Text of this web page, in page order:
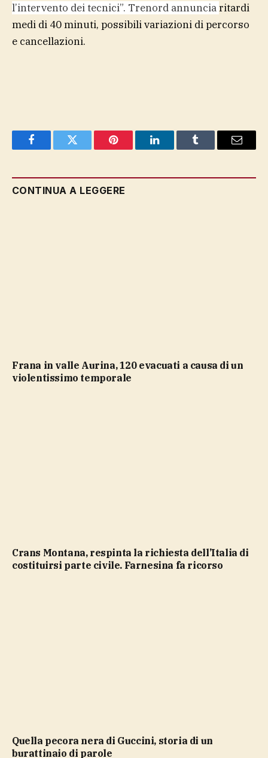
l’intervento dei tecnici”. Trenord annunciaritardi
medi di 40 minuti, possibili variazioni di percorso
e cancellazioni.
FacebookTwitter Pinterest LinkedInTumblr Email
CONTINUA A LEGGERE
Frana in valle Aurina, 120 evacuati a causa di un
violentissimo temporale
Crans Montana, respinta la richiesta dell’Italia di
costituirsi parte civile. Farnesina fa ricorso
Quella pecora nera di Guccini, storia di un
burattinaio di parole